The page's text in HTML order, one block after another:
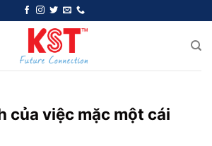
của việc mặc một cái